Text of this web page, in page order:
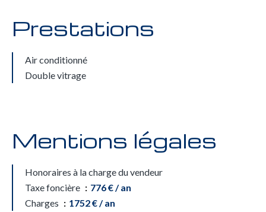
Prestations
Air conditionné
Double vitrage
Mentions légales
Honoraires à la charge du vendeur
Taxe foncière
776 € / an
Charges
1752 € / an